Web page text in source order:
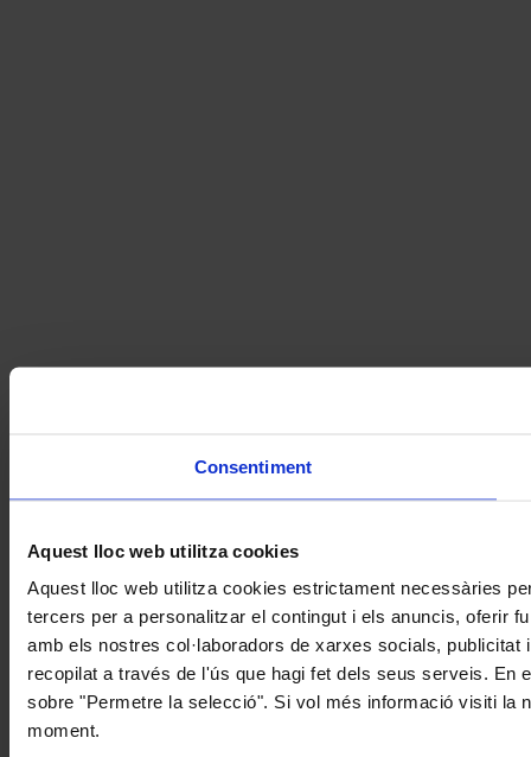
Consentiment
Aquest lloc web utilitza cookies
Aquest lloc web utilitza cookies estrictament necessàries
tercers per a personalitzar el contingut i els anuncis, oferir
amb els nostres col·laboradors de xarxes socials,
recopilat a través de l'ús que hagi fet dels seus serveis. En
sobre "Permetre la selecció". Si vol més informació visiti la
moment.